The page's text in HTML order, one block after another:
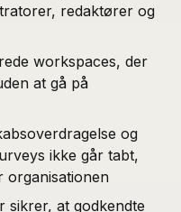
redaktører og
workspaces, der
at gå på
og
ikke går tabt,
organisationen
sikrer, at godkendte